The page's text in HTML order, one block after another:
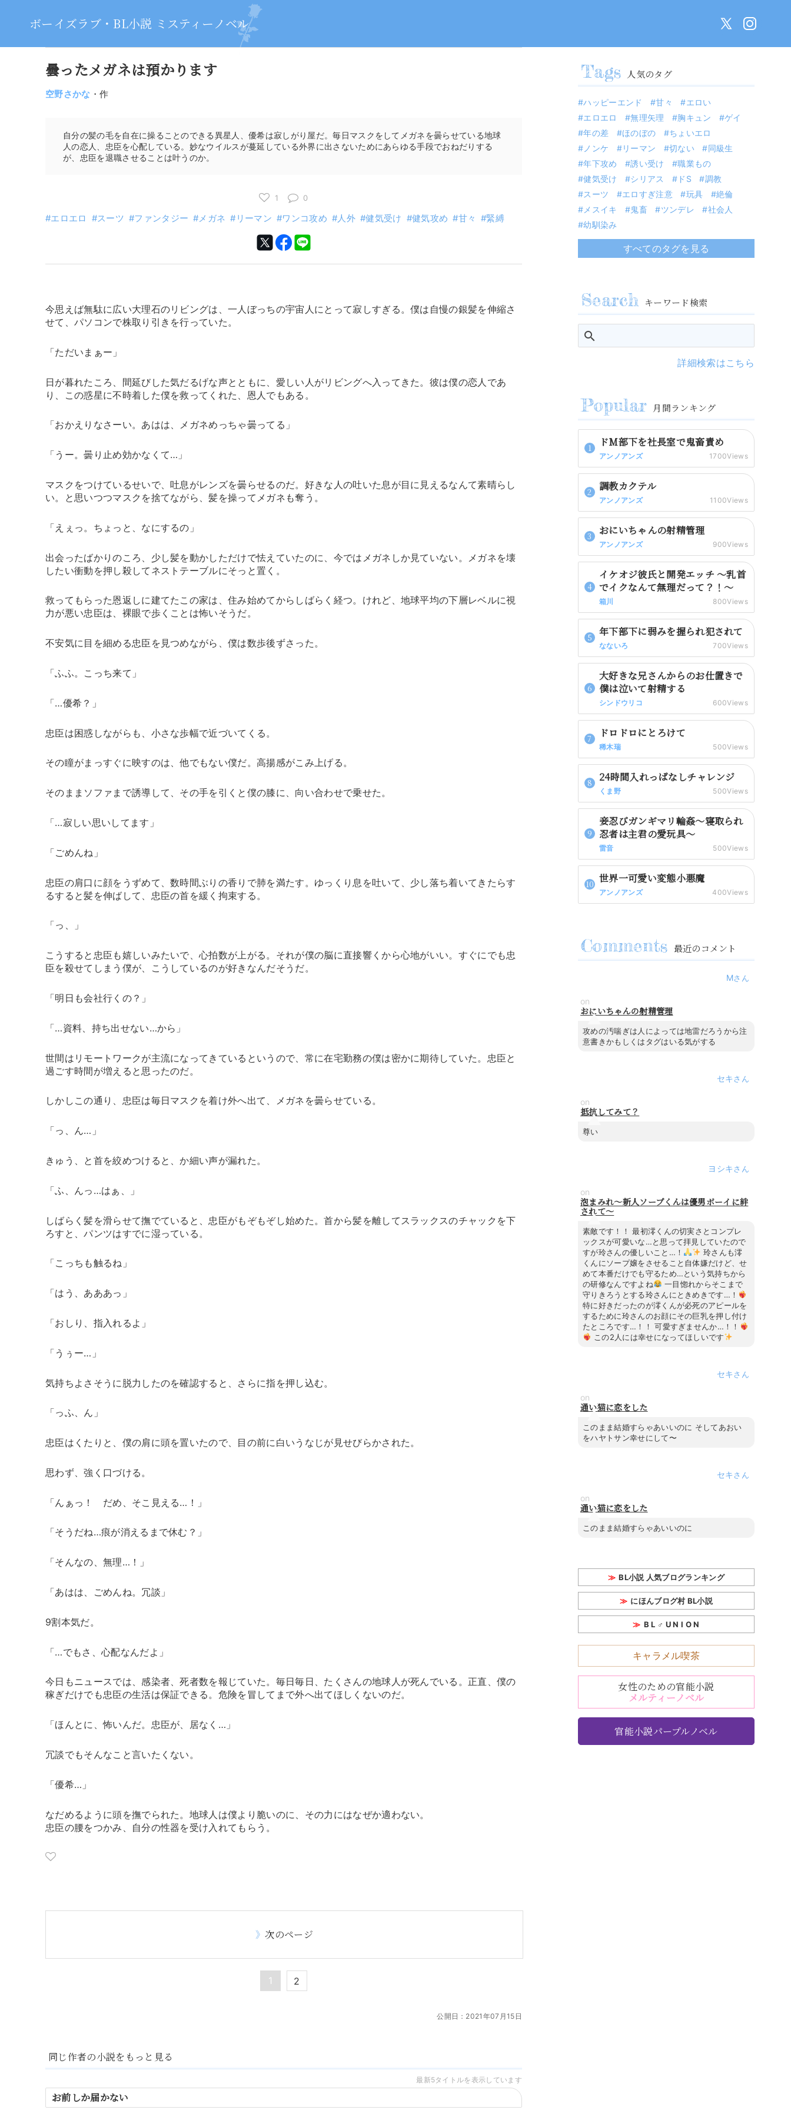
ボーイズラブ・BL小説 ミスティーノベル
曇ったメガネは預かります
空野さかな ・作
自分の髪の毛を自在に操ることのできる異星人、優希は寂しがり屋だ。毎日マスクをしてメガネを曇らせている地球
人の恋人、忠臣を心配している。妙なウイルスが蔓延している外界に出さないためにあらゆる手段でおねだりする
が、忠臣を退職させることは叶うのか。
1 0
エロエロ スーツ ファンタジー メガネ リーマン ワンコ攻め 人外 健気受け 健気攻め 甘々 緊縛
今思えば無駄に広い大理石のリビングは、一人ぼっちの宇宙人にとって寂しすぎる。僕は自慢の銀髪を伸縮さ
せて、パソコンで株取り引きを行っていた。
「ただいまぁー」
日が暮れたころ、間延びした気だるげな声とともに、愛しい人がリビングへ入ってきた。彼は僕の恋人であ
り、この惑星に不時着した僕を救ってくれた、恩人でもある。
「おかえりなさーい。あはは、メガネめっちゃ曇ってる」
「うー。曇り止め効かなくて…」
マスクをつけているせいで、吐息がレンズを曇らせるのだ。好きな人の吐いた息が目に見えるなんて素晴らし
い。と思いつつマスクを捨てながら、髪を操ってメガネも奪う。
「えぇっ。ちょっと、なにするの」
出会ったばかりのころ、少し髪を動かしただけで怯えていたのに、今ではメガネしか見ていない。メガネを壊
したい衝動を押し殺してネストテーブルにそっと置く。
救ってもらった恩返しに建てたこの家は、住み始めてからしばらく経つ。けれど、地球平均の下層レベルに視
力が悪い忠臣は、裸眼で歩くことは怖いそうだ。
不安気に目を細める忠臣を見つめながら、僕は数歩後ずさった。
「ふふ。こっち来て」
「…優希？」
忠臣は困惑しながらも、小さな歩幅で近づいてくる。
その瞳がまっすぐに映すのは、他でもない僕だ。高揚感がこみ上げる。
そのままソファまで誘導して、その手を引くと僕の膝に、向い合わせで乗せた。
「…寂しい思いしてます」
「ごめんね」
忠臣の肩口に顔をうずめて、数時間ぶりの香りで肺を満たす。ゆっくり息を吐いて、少し落ち着いてきたらす
るすると髪を伸ばして、忠臣の首を緩く拘束する。
「っ、」
こうすると忠臣も嬉しいみたいで、心拍数が上がる。それが僕の脳に直接響くから心地がいい。すぐにでも忠
臣を殺せてしまう僕が、こうしているのが好きなんだそうだ。
「明日も会社行くの？」
「…資料、持ち出せない…から」
世間はリモートワークが主流になってきているというので、常に在宅勤務の僕は密かに期待していた。忠臣と
過ごす時間が増えると思ったのだ。
しかしこの通り、忠臣は毎日マスクを着け外へ出て、メガネを曇らせている。
「っ、ん…」
きゅう、と首を絞めつけると、か細い声が漏れた。
「ふ、んっ…はぁ、」
しばらく髪を滑らせて撫でていると、忠臣がもぞもぞし始めた。首から髪を離してスラックスのチャックを下
ろすと、パンツはすでに湿っている。
「こっちも触るね」
「はう、あああっ」
「おしり、指入れるよ」
「うぅー…」
気持ちよさそうに脱力したのを確認すると、さらに指を押し込む。
「っふ、ん」
忠臣はくたりと、僕の肩に頭を置いたので、目の前に白いうなじが見せびらかされた。
思わず、強く口づける。
「んぁっ！ だめ、そこ見える…！」
「そうだね…痕が消えるまで休む？」
「そんなの、無理…！」
「あはは、ごめんね。冗談」
9割本気だ。
「…でもさ、心配なんだよ」
今日もニュースでは、感染者、死者数を報じていた。毎日毎日、たくさんの地球人が死んでいる。正直、僕の
稼ぎだけでも忠臣の生活は保証できる。危険を冒してまで外へ出てほしくないのだ。
「ほんとに、怖いんだ。忠臣が、居なく…」
冗談でもそんなこと言いたくない。
「優希…」
なだめるように頭を撫でられた。地球人は僕より脆いのに、その力にはなぜか適わない。
忠臣の腰をつかみ、自分の性器を受け入れてもらう。
次のページ
1 2
公開日： 2021年07月15日
同じ作者の小説をもっと見る
最新5タイトルを表示しています
お前しか届かない
人気のタグ
ハッピーエンド 甘々
エロい
エロエロ
無理矢理 胸キュン
ゲイ
年の差
ほのぼの
ちょいエロ
ノンケ
リーマン 切ない
同級生
年下攻め
誘い受け
職業もの
健気受け
シリアス ドS
調教
スーツ
エロすぎ注意 玩具
絶倫
メスイキ
鬼畜 ツンデレ
社会人
幼馴染み
すべてのタグを見る
キーワード検索
詳細検索はこちら
月間ランキング
ドM部下を社長室で鬼畜責め
アンノアンズ 1700Views
調教カクテル
アンノアンズ 1100Views
おにいちゃんの射精管理
アンノアンズ 900Views
イケオジ彼氏と開発エッチ 〜乳首
でイクなんて無理だって？！〜
箱川 800Views
年下部下に弱みを握られ犯されて
なないろ 700Views
大好きな兄さんからのお仕置きで
僕は泣いて射精する
シンドウリコ 600Views
ドロドロにとろけて
稀木瑞 500Views
24時間入れっぱなしチャレンジ
くま野 500Views
妾忍びガンギマリ輪姦～寝取られ
忍者は主君の愛玩具～
雷音 500Views
世界一可愛い変態小悪魔
アンノアンズ 400Views
最近のコメント
M
on
おにいちゃんの射精管理
攻めの汚喘ぎは人によっては地雷だろうから注
意書きかもしくはタグはいる気がする
セキ
on
抵抗してみて？
尊い
ヨシキ
on
泡まみれ～新人ソープくんは優男ボーイに絆
されて～
素敵です！！ 最初澪くんの切実さとコンプレ
ックスが可愛いな…と思って拝見していたので
すが玲さんの優しいこと…！
玲さんも澪
くんにソープ嬢をさせること自体嫌だけど、せ
めて本番だけでも守るため…という気持ちから
の研修なんですよね
一目惚れからそこまで
守りきろうとする玲さんにときめきです…！
特に好きだったのが澪くんが必死のアピールを
するために玲さんのお顔にその巨乳を押し付け
たところです…！！ 可愛すぎませんか…！！
この2人には幸せになってほしいです
セキ
on
通い猫に恋をした
このまま結婚すらゃあいいのに そしてあおい
をハヤトサン幸せにして〜
セキ
on
通い猫に恋をした
このまま結婚すらゃあいいのに
BL小説 人気ブログランキング
にほんブログ村 BL小説
B L ♂ U N I O N
キャラメル喫茶
女性のための官能小説
メルティーノベル
官能小説パープルノベル